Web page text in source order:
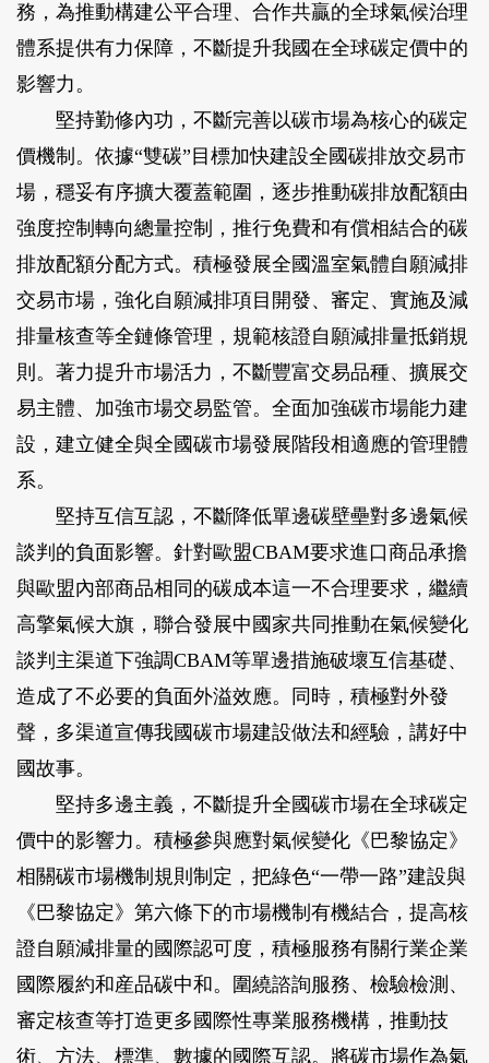
務，為推動構建公平合理、合作共贏的全球氣候治理
體系提供有力保障，不斷提升我國在全球碳定價中的
影響力。
堅持勤修內功，不斷完善以碳市場為核心的碳定
價機制。依據“雙碳”目標加快建設全國碳排放交易市
場，穩妥有序擴大覆蓋範圍，逐步推動碳排放配額由
強度控制轉向總量控制，推行免費和有償相結合的碳
排放配額分配方式。積極發展全國溫室氣體自願減排
交易市場，強化自願減排項目開發、審定、實施及減
排量核查等全鏈條管理，規範核證自願減排量抵銷規
則。著力提升市場活力，不斷豐富交易品種、擴展交
易主體、加強市場交易監管。全面加強碳市場能力建
設，建立健全與全國碳市場發展階段相適應的管理體
系。
堅持互信互認，不斷降低單邊碳壁壘對多邊氣候
談判的負面影響。針對歐盟CBAM要求進口商品承擔
與歐盟內部商品相同的碳成本這一不合理要求，繼續
高擎氣候大旗，聯合發展中國家共同推動在氣候變化
談判主渠道下強調CBAM等單邊措施破壞互信基礎、
造成了不必要的負面外溢效應。同時，積極對外發
聲，多渠道宣傳我國碳市場建設做法和經驗，講好中
國故事。
堅持多邊主義，不斷提升全國碳市場在全球碳定
價中的影響力。積極參與應對氣候變化《巴黎協定》
相關碳市場機制規則制定，把綠色“一帶一路”建設與
《巴黎協定》第六條下的市場機制有機結合，提高核
證自願減排量的國際認可度，積極服務有關行業企業
國際履約和産品碳中和。圍繞諮詢服務、檢驗檢測、
審定核查等打造更多國際性專業服務機構，推動技
術、方法、標準、數據的國際互認。將碳市場作為氣